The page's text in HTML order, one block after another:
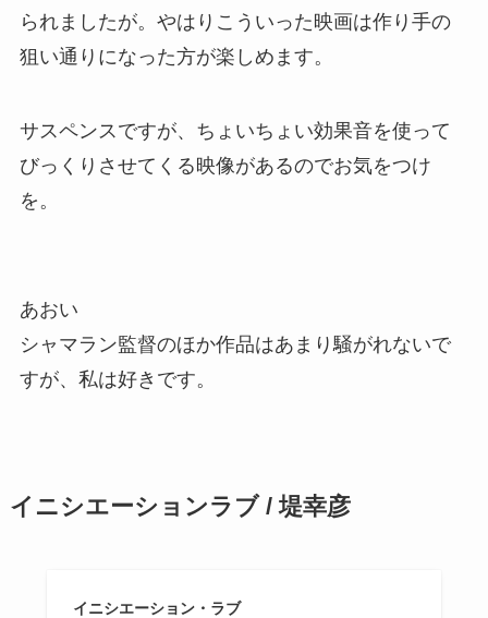
られましたが。やはりこういった映画は作り手の
狙い通りになった方が楽しめます。
サスペンスですが、ちょいちょい効果音を使って
びっくりさせてくる映像があるのでお気をつけ
を。
あおい
シャマラン監督のほか作品はあまり騒がれないで
すが、私は好きです。
イニシエーションラブ / 堤幸彦
イニシエーション・ラブ